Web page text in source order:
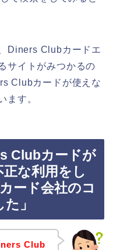
Diners Clubカードエ
サイトがみつかるの
Clubカードが使えな
ます。
Clubカードが
な利用をし
ード会社のコ
」
Club